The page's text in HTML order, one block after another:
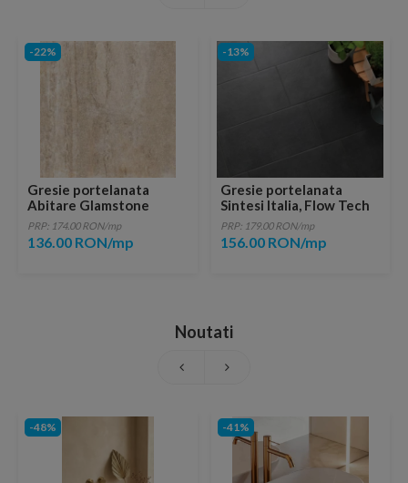
-22%
Gresie portelanata
Abitare Glamstone
Beige 60,4x30 cm
PRP: 174.00 RON/mp
136.00 RON/mp
-13%
Gresie portelanata
Sintesi Italia, Flow Tech
Black 60,4x30 cm
PRP: 179.00 RON/mp
156.00 RON/mp
Noutati
-48% -41%